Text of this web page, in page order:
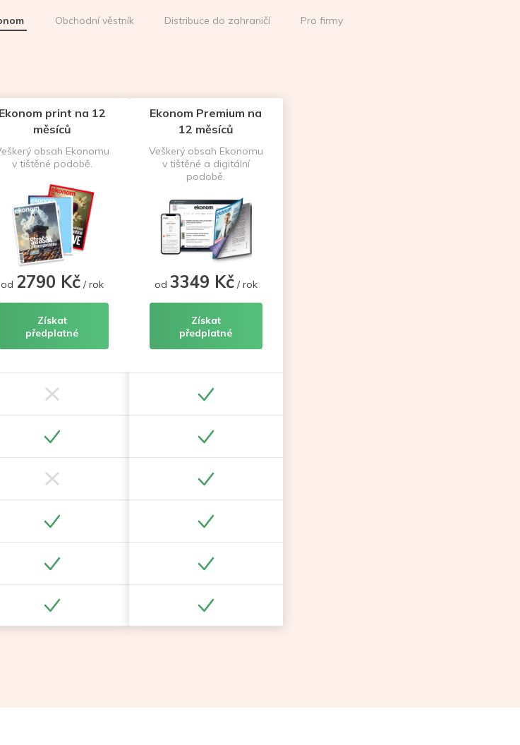
Obchodní věstník Distribuce do zahraničí Pro firmy
Ekonom print na 12
měsíců
obsah Ekonomu
v tištěné podobě.
od 2790 Kč/ rok
Získat
předplatné
Ekonom Premium na
12 měsíců
Veškerý obsah Ekonomu
v tištěné a digitální
podobě.
od 3349 Kč/ rok
Získat
předplatné